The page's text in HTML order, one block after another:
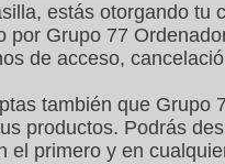
estás otorgando tu
por Grupo 77
de acceso,
también que Grupo
productos. Podrás
el primero y en